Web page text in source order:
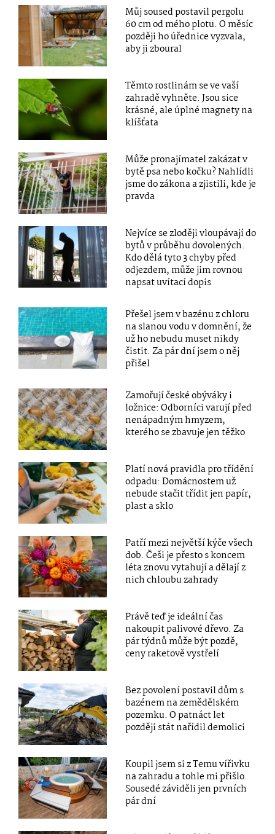
Můj soused postavil pergolu
60 cm od mého plotu. O měsíc
později ho úřednice vyzvala,
aby ji zboural
Těmto rostlinám se ve vaší
zahradě vyhněte. Jsou sice
krásné, ale úplné magnety na
klíšťata
Může pronajímatel zakázat v
bytě psa nebo kočku? Nahlídli
jsme do zákona a zjistili, kde je
pravda
Nejvíce se zloději vloupávají do
bytů v průběhu dovolených.
Kdo dělá tyto 3 chyby před
odjezdem, může jim rovnou
napsat uvítací dopis
Přešel jsem v bazénu z chloru
na slanou vodu v domnění, že
už ho nebudu muset nikdy
čistit. Za pár dní jsem o něj
přišel
Zamořují české obýváky i
ložnice: Odborníci varují před
nenápadným hmyzem,
kterého se zbavuje jen těžko
Platí nová pravidla pro třídění
odpadu: Domácnostem už
nebude stačit třídit jen papír,
plast a sklo
Patří mezi největší kýče všech
dob. Češi je přesto s koncem
léta znovu vytahují a dělají z
nich chloubu zahrady
Právě teď je ideální čas
nakoupit palivové dřevo. Za
pár týdnů může být pozdě,
ceny raketově vystřelí
Bez povolení postavil dům s
bazénem na zemědělském
pozemku. O patnáct let
později stát nařídil demolici
Koupil jsem si z Temu vířivku
na zahradu a tohle mi přišlo.
Sousedé záviděli jen prvních
pár dní